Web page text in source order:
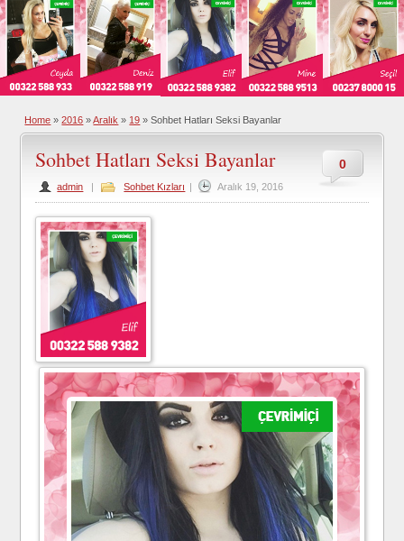
Home » 2016 » Aralık » 19 » Sohbet Hatları Seksi Bayanlar
0
Sohbet Hatları Seksi Bayanlar
admin | Sohbet Kızları | Aralık 19, 2016